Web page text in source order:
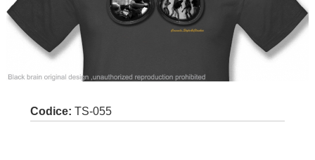
Codice:TS-055